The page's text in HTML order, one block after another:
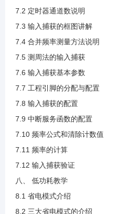
4.5 硬件SPI介绍
4.6 中断和
4.7
4.11 SPI配
7.2 定时器通道数说明
7.3 输入捕获的框图讲解
7.4 合并频率测量方法说明
7.5 测周法的输入捕获
7.6 输入捕获基本参数
7.7 工程引脚的分配与配置
7.8 输入捕获的配置
7.9 中断服务函数的配置
7.10 频率公式和清除计数值
7.11 频率的计算
7.12 输入捕获验证
八、 低功耗教学
8.1 省电模式介绍
8.2 三大省电模式的介绍